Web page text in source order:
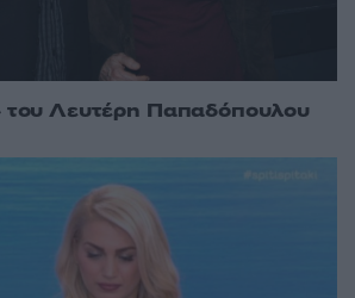
του Λευτέρη Παπαδόπουλου